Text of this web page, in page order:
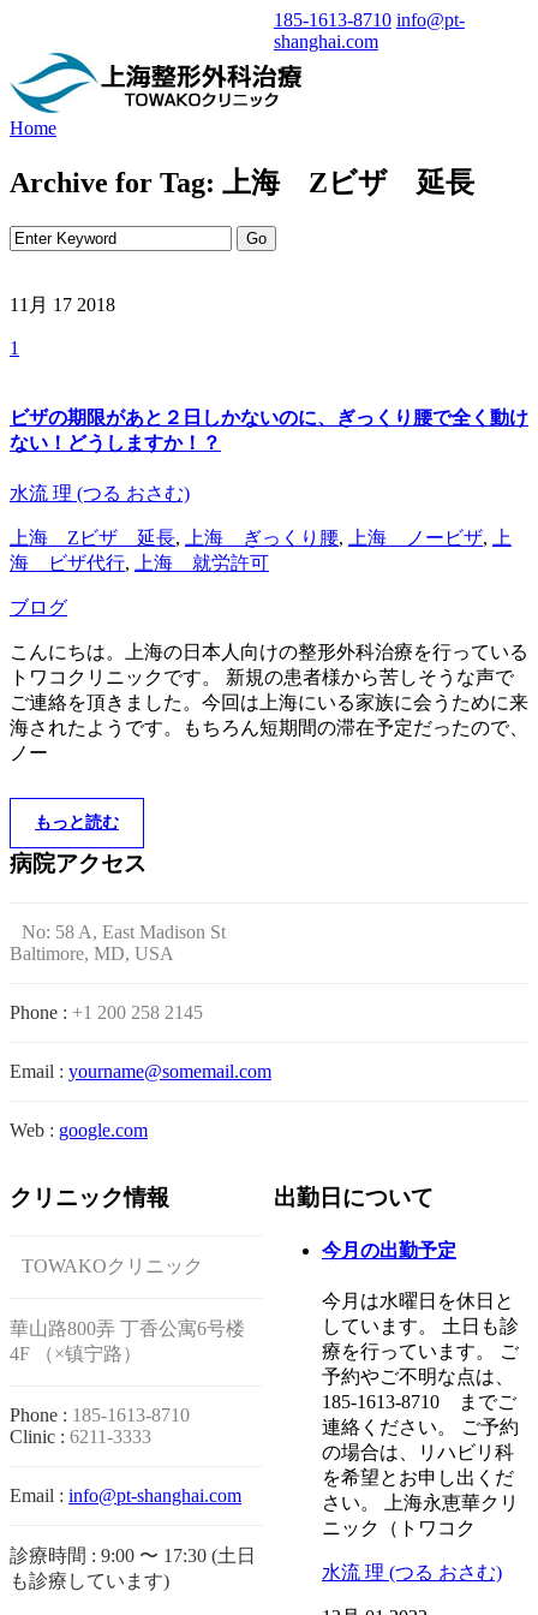
185-1613-8710 info@pt-
shanghai.com
Home
Archive for Tag: 上海 Zビザ 延長
11月 17 2018
1
ビザの期限があと２日しかないのに、ぎっくり腰で全く動け
ない！どうしますか！？
水流 理 (つる おさむ)
上海 Zビザ 延長, 上海 ぎっくり腰, 上海 ノービザ,
上
海 ビザ代行, 上海 就労許可
ブログ
こんにちは。上海の日本人向けの整形外科治療を行っている
トワコクリニックです。 新規の患者様から苦しそうな声で
ご連絡を頂きました。今回は上海にいる家族に会うために来
海されたようです。もちろん短期間の滞在予定だったので、
ノー
もっと読む
病院アクセス
No: 58 A, East Madison St
Baltimore, MD, USA
Phone : +1 200 258 2145
Email : yourname@somemail.com
Web : google.com
クリニック情報
TOWAKOクリニック
華山路800弄 丁香公寓6号楼
4F （×镇宁路）
Phone : 185-1613-8710
Clinic : 6211-3333
Email : info@pt-shanghai.com
診療時間 : 9:00 〜 17:30 (土日
も診療しています)
出勤日について
今月の出勤予定
今月は水曜日を休日と
しています。 土日も診
療を行っています。 ご
予約やご不明な点は、
185-1613‐8710 までご
連絡ください。 ご予約
の場合は、リハビリ科
を希望とお申し出くだ
さい。 上海永恵華クリ
ニック（トワコク
水流 理 (つる おさむ)